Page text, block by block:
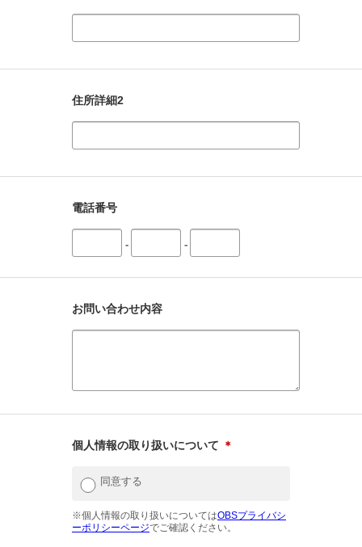
住所詳細2
電話番号
- -
お問い合わせ内容
個人情報の取り扱いについて ＊
同意する
※個人情報の取り扱いについてはOBSプライバシ
ーポリシーページでご確認ください。